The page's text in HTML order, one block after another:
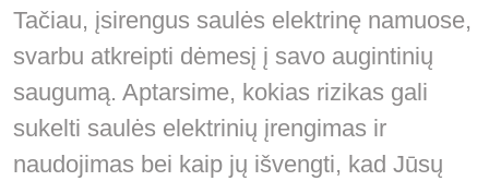
Tačiau, įsirengus saulės elektrinę namuose,
svarbu atkreipti dėmesį į savo augintinių
saugumą. Aptarsime, kokias rizikas gali
sukelti saulės elektrinių įrengimas ir
naudojimas bei kaip jų išvengti, kad Jūsų